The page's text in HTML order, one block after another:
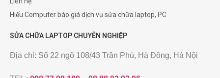
Hiếu Computer báo giá dịch vụ sửa chữa laptop, PC
SỬA CHỮA LAPTOP CHUYÊN NGHIỆP
Địa chỉ: Số 22 ngõ 108/43 Trần Phú, Hà Đông, Hà Nội